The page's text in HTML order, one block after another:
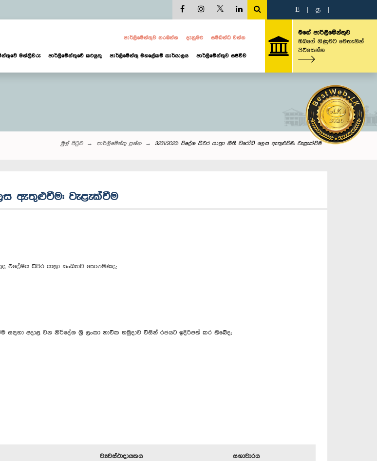
E த
පාර්ලි‌මේන්තුව නරඹන්න දැනුමට සම්බන්ධ වන්න
මන්ත්‍රීවරු පාර්ලිමේන්තුවේ කටයුතු පාර්ලිමේන්තු මහලේකම් කාර්යාලය පාර්ලිමේන්තුව සජීවීව
මගේ පාර්ලිමේන්තුව
ඔබගේ ගිණුමට මෙතැනින්
පිවිසෙන්න
මුල් පිටුව පාර්ලි‌මේන්තු‌ ප්‍රශ්න 3231/2023: වි‍දේශ ධීවර යාත්‍රා නීති විරෝධී ලෙස ඇතුළුවීම: වැළැක්වීම
ඇතුළුවීම: වැළැක්වීම
ධීවර යාත්‍රා සංඛ්‍යාව කොපමණද;
සඳහා අදාළ වන නිර්දේශ ශ්‍රී ලංකා නාවික හමුදාව විසින් රජයට ඉදිරිපත් කර තිබේද;
ව්‍යවස්ථාදායකය
සභාවාරය